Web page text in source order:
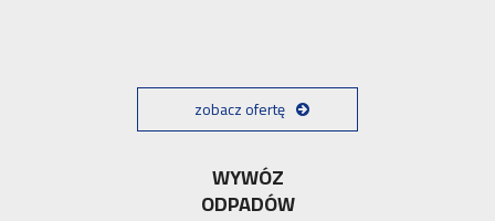
zobacz ofertę
WYWÓZ
ODPADÓW